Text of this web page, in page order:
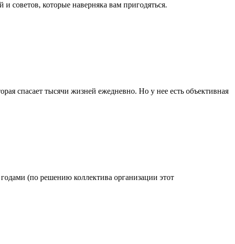
советов, которые наверняка вам пригодяться.
спасает тысячи жизней ежедневно. Но у нее есть объективная
(по решению коллектива организации этот